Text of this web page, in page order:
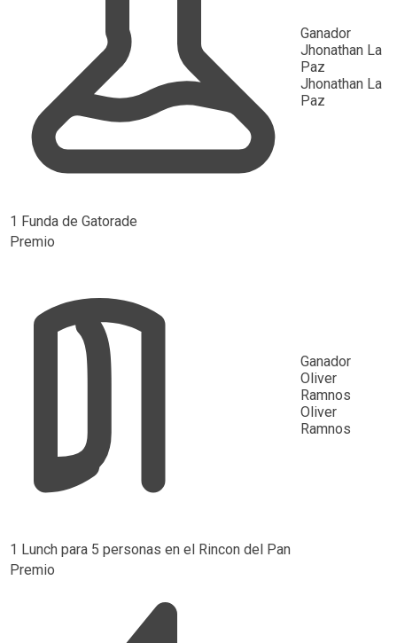
1 Funda de Gatorade
Ganador
Jhonathan La
Paz
Jhonathan La
Paz
Premio
1 Lunch para 5 personas en el Rincon del Pan
Ganador
Oliver
Ramnos
Oliver
Ramnos
Premio